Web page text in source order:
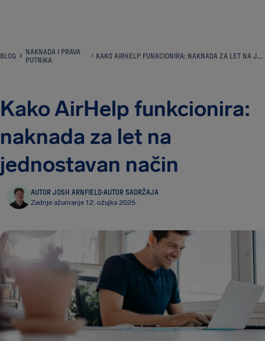
BLOG
NAKNADA I PRAVA
PUTNIKA
KAKO AIRHELP FUNKCIONIRA: NAKNADA ZA LET NA JEDNOSTAVAN NAČIN
Kako AirHelp funkcionira:
naknada za let na
jednostavan način
AUTOR JOSH ARNFIELD·AUTOR SADRŽAJA
Zadnje ažuriranje 12. ožujka 2026.